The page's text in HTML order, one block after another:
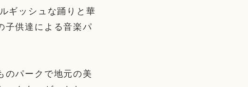
ギッシュな踊りと華
子供達による音楽パ
のパークで地元の美